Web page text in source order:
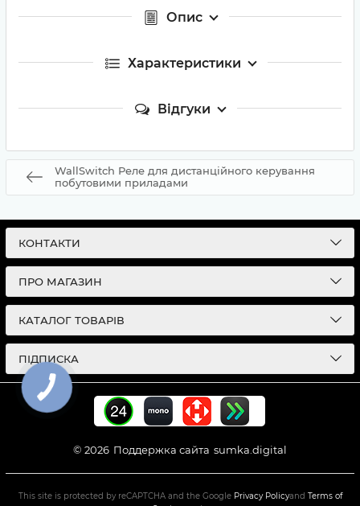
Опис
Характеристики
Відгуки
WallSwitch Реле для дистанційного керування
побутовими приладами
КОНТАКТИ
ПРО МАГАЗИН
КАТАЛОГ ТОВАРІВ
ПІДПИСКА
© 2026 Поддержка сайта sumka.digital
This site is protected by reCAPTCHA and the Google Privacy Policyand Terms of